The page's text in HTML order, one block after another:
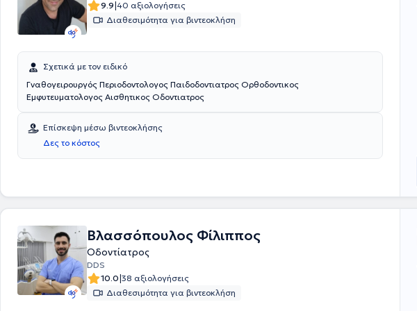
ιατρείο παρέχει υπηρεσίες ορθοδοντικής με συνεργαζόμενο ιατρό.
9.9|40 αξιολογήσεις
Διαθεσιμότητα για βιντεοκλήση
Σχετικά με τον ειδικό
Γναθογειρουργός Περιοδοντολογος Παιδοδοντιατρος Ορθοδοντικος
Εμφυτευματολογος Αισθητικος Οδοντιατρος
Επίσκεψη μέσω βιντεοκλήσης
Δες το κόστος
Βλασσόπουλος Φίλιππος
Οδοντίατρος
DDS
10.0|38 αξιολογήσεις
Διαθεσιμότητα για βιντεοκλήση